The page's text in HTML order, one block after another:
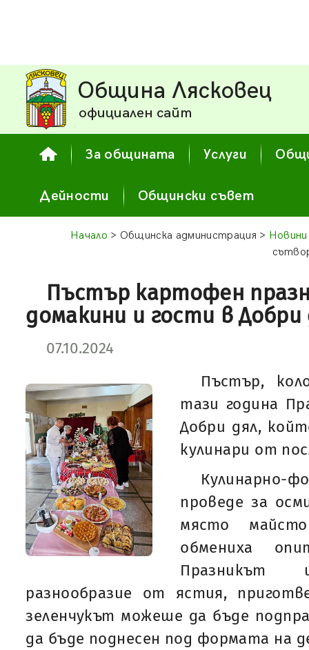
Община Лясковец
официален сайт
За общината Услуги
Дейности Общински съвет
Начало > Общинска администрация >
Пъстър картофен
домакини и гости в Добри
07.10.2024
Пъстър,
тази година
Добри дял,
кулинари от
Кулинарно-
проведе за
място
обмениха
разнообразие от ястия,
зеленчукът можеше да бъде
да бъде поднесен под формата на